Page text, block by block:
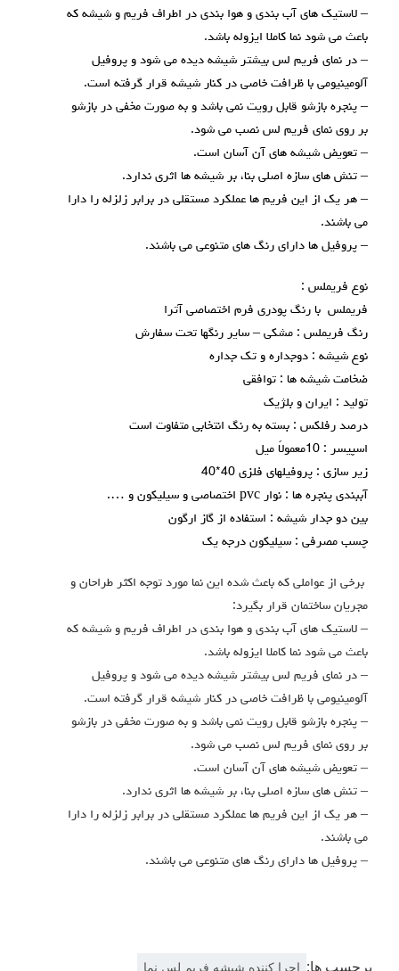
– لاستیک های آب بندی و هوا بندی در اطراف فریم و شیشه که
باعث می شود نما کاملا ایزوله باشد.
– در نمای فریم لس بیشتر شیشه دیده می شود و پروفیل
آلومینیومی با ظرافت خاصی در کنار شیشه قرار گرفته است.
– پنجره بازشو قابل رویت نمی باشد و به صورت مخفی در بازشو
بر روی نمای فریم لس نصب می شود.
– تعویض شیشه های آن آسان است.
– تنش های سازه اصلی بنا، بر شیشه ها اثری ندارد.
– هر یک از این فریم ها عملکرد مستقلی در برابر زلزله را دارا
می باشند.
– پروفیل ها دارای رنگ های متنوعی می باشند.
نوع فریملس :
فریملس با رنگ پودری فرم اختصاصی آترا
رنگ فریملس : مشکی – سایر رنگها تحت سفارش
نوع شیشه : دوجداره و تک جداره
ضخامت شیشه ها : توافقی
تولید : ایران و بلژیک
درصد رفلکس : بسته به رنگ انتخابی متفاوت است
اسپیسر : 10معمولاً میل
زیر سازی : پروفیلهای فلزی 40*40
آببندی پنجره ها : نوار pvc اختصاصی و سیلیکون و ….
بین دو جدار شیشه : استفاده از گاز ارگون
چسب مصرفی : سیلیکون درجه یک
برخی از عواملی که باعث شده این نما مورد توجه اکثر طراحان و
مجریان ساختمان قرار بگیرد:
– لاستیک های آب بندی و هوا بندی در اطراف فریم و شیشه که
باعث می شود نما کاملا ایزوله باشد.
– در نمای فریم لس بیشتر شیشه دیده می شود و پروفیل
آلومینیومی با ظرافت خاصی در کنار شیشه قرار گرفته است.
– پنجره بازشو قابل رویت نمی باشد و به صورت مخفی در بازشو
بر روی نمای فریم لس نصب می شود.
– تعویض شیشه های آن آسان است.
– تنش های سازه اصلی بنا، بر شیشه ها اثری ندارد.
– هر یک از این فریم ها عملکرد مستقلی در برابر زلزله را دارا
می باشند.
– پروفیل ها دارای رنگ های متنوعی می باشند.
برچسب ها: اجرا کننده شیشه فریم لس نما